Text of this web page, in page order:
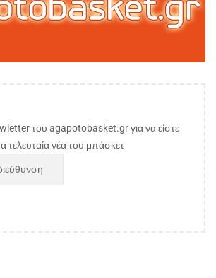
του agapotobasket.gr για να είστε
τελευταία νέα του μπάσκετ